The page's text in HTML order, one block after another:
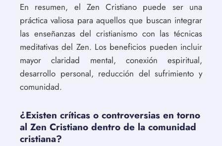
En resumen, el Zen Cristiano puede ser una
práctica valiosa para aquellos que buscan integrar
las enseñanzas del cristianismo con las técnicas
meditativas del Zen. Los beneficios pueden incluir
mayor claridad mental, conexión espiritual,
desarrollo personal, reducción del sufrimiento y
comunidad.
¿Existen críticas o controversias en torno
al Zen Cristiano dentro de la comunidad
cristiana?